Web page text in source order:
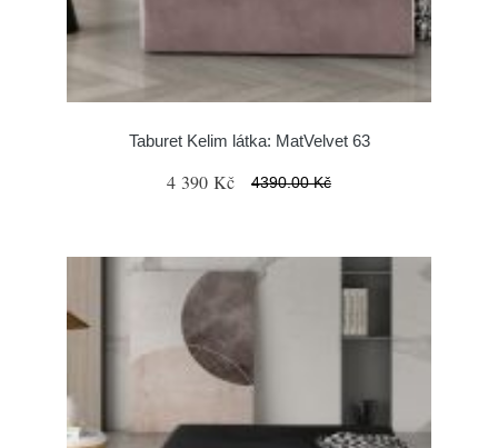
Taburet Kelim látka: MatVelvet 63
4 390 Kč 4390.00 Kč